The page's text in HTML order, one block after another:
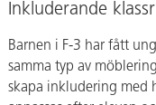
Inkluderande
Barnen i F-3 har fått
samma typ av
skapa inkludering med